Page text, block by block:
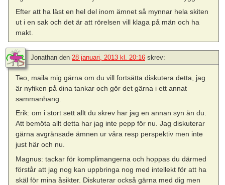
Efter att ha läst en hel del inom ämnet så mynnar hela skiten
ut i en sak och det är att rörelsen vill klaga på män och ha
makt.
Jonathan den 28 januari, 2013 kl. 20:16 skrev:
Teo, maila mig gärna om du vill fortsätta diskutera detta, jag
är nyfiken på dina tankar och gör det gärna i ett annat
sammanhang.
Erik: om i stort sett allt du skrev har jag en annan syn än du.
Att bemöta allt detta har jag inte pepp för nu. Jag diskuterar
gärna avgränsade ämnen ur våra resp perspektiv men inte
just här och nu.
Magnus: tackar för komplimangerna och hoppas du därmed
förstår att jag nog kan uppbringa nog med intellekt för att ha
skäl för mina åsikter. Diskuterar också gärna med dig men